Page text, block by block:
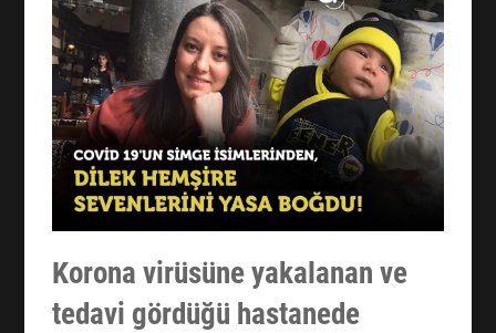
Korona virüsüne yakalanan ve
tedavi gördüğü hastanede